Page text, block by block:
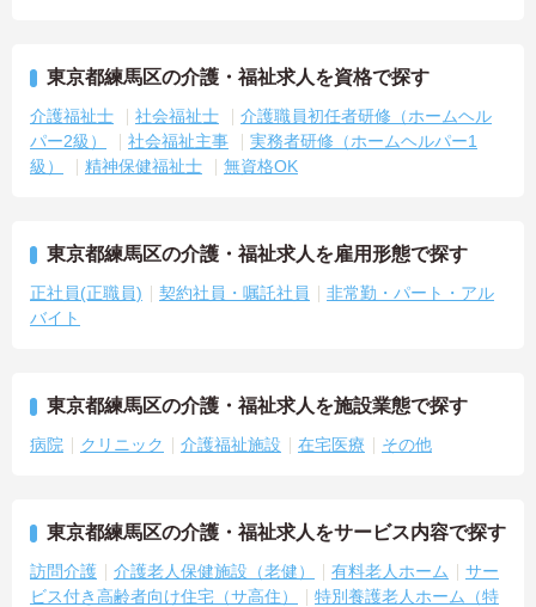
東京都練馬区の介護・福祉求人を資格で探す
介護福祉士 社会福祉士
介護職員初任者研修（ホームヘル
パー2級）
社会福祉主事
実務者研修（ホームヘルパー1
級）
精神保健福祉士 無資格OK
東京都練馬区の介護・福祉求人を雇用形態で探す
正社員(正職員) 契約社員・嘱託社員
非常勤・パート・アル
バイト
東京都練馬区の介護・福祉求人を施設業態で探す
病院 クリニック 介護福祉施設 在宅医療 その他
東京都練馬区の介護・福祉求人をサービス内容で探す
訪問介護 介護老人保健施設（老健） 有料老人ホーム
サー
ビス付き高齢者向け住宅（サ高住）
特別養護老人ホーム（特